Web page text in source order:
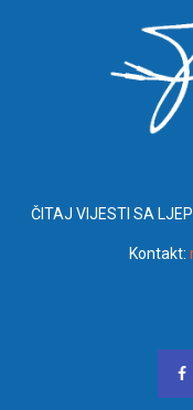
ČITAJ VIJESTI SA
Kontakt: